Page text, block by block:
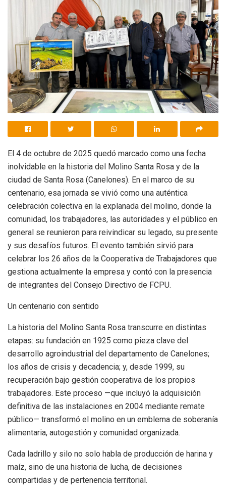
El 4 de octubre de 2025 quedó marcado como una fecha
inolvidable en la historia del Molino Santa Rosa y de la
ciudad de Santa Rosa (Canelones). En el marco de su
centenario, esa jornada se vivió como una auténtica
celebración colectiva en la explanada del molino, donde la
comunidad, los trabajadores, las autoridades y el público en
general se reunieron para reivindicar su legado, su presente
y sus desafíos futuros. El evento también sirvió para
celebrar los 26 años de la Cooperativa de Trabajadores que
gestiona actualmente la empresa y contó con la presencia
de integrantes del Consejo Directivo de FCPU.
Un centenario con sentido
La historia del Molino Santa Rosa transcurre en distintas
etapas: su fundación en 1925 como pieza clave del
desarrollo agroindustrial del departamento de Canelones;
los años de crisis y decadencia; y, desde 1999, su
recuperación bajo gestión cooperativa de los propios
trabajadores. Este proceso —que incluyó la adquisición
definitiva de las instalaciones en 2004 mediante remate
público— transformó el molino en un emblema de soberanía
alimentaria, autogestión y comunidad organizada.
Cada ladrillo y silo no solo habla de producción de harina y
maíz, sino de una historia de lucha, de decisiones
compartidas y de pertenencia territorial.